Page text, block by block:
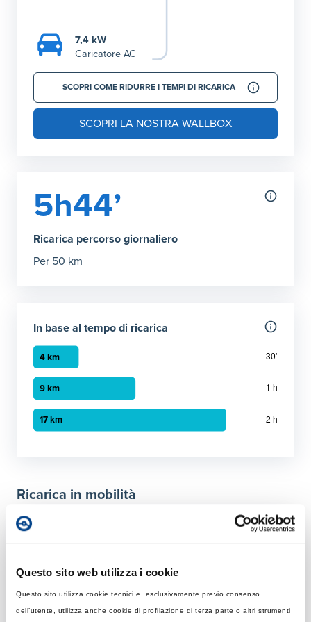
Questo sito web utilizza i cookie
Questo sito utilizza cookie tecnici e, esclusivamente previo consenso
dell’utente, utilizza anche cookie di profilazione di terza parte o altri strumenti
7,4 kW
Caricatore AC
SCOPRI COME RIDURRE I TEMPI DI RICARICA
SCOPRI LA NOSTRA WALLBOX
5h44’
Ricarica percorso giornaliero
Per 50 km
In base al tempo di ricarica
2 ora:17 km
Ricarica in mobilità
Rapida
Colonnina AC con potenza MAX di 22 kW